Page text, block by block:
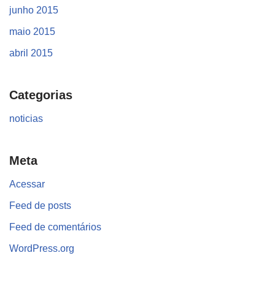
junho 2015
maio 2015
abril 2015
Categorias
noticias
Meta
Acessar
Feed de posts
Feed de comentários
WordPress.org